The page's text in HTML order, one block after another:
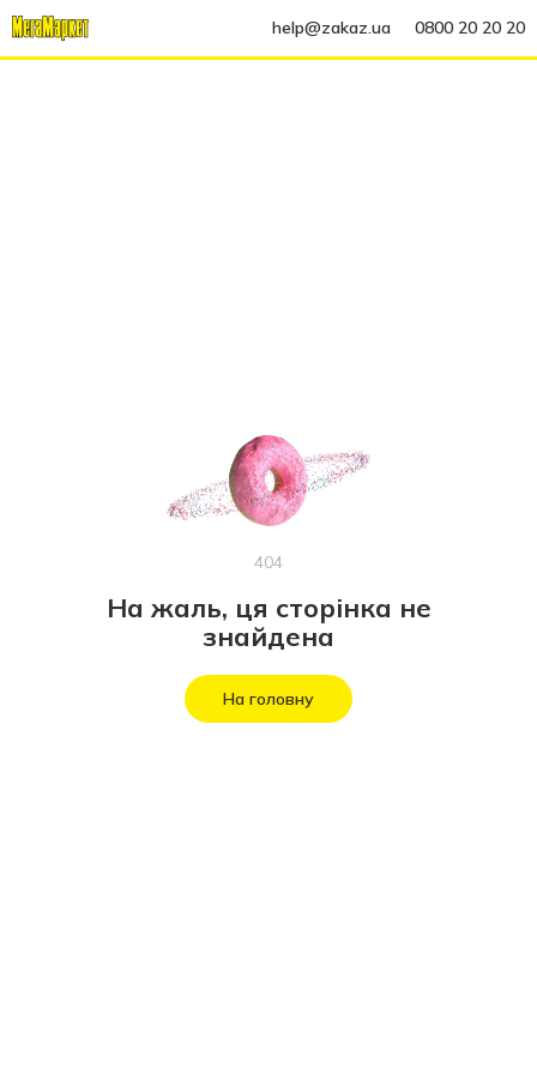
help@zakaz.ua 0800 20 20 20
404
На жаль, ця сторінка не
знайдена
На головну